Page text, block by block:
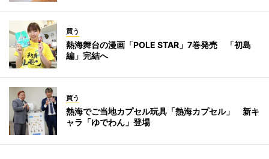
買う
熱海舞台の漫画「POLE STAR」7巻発売 「初島
編」完結へ
買う
熱海でご当地カプセル玩具「熱海カプセル」 新キ
ャラ「ゆでわん」登場